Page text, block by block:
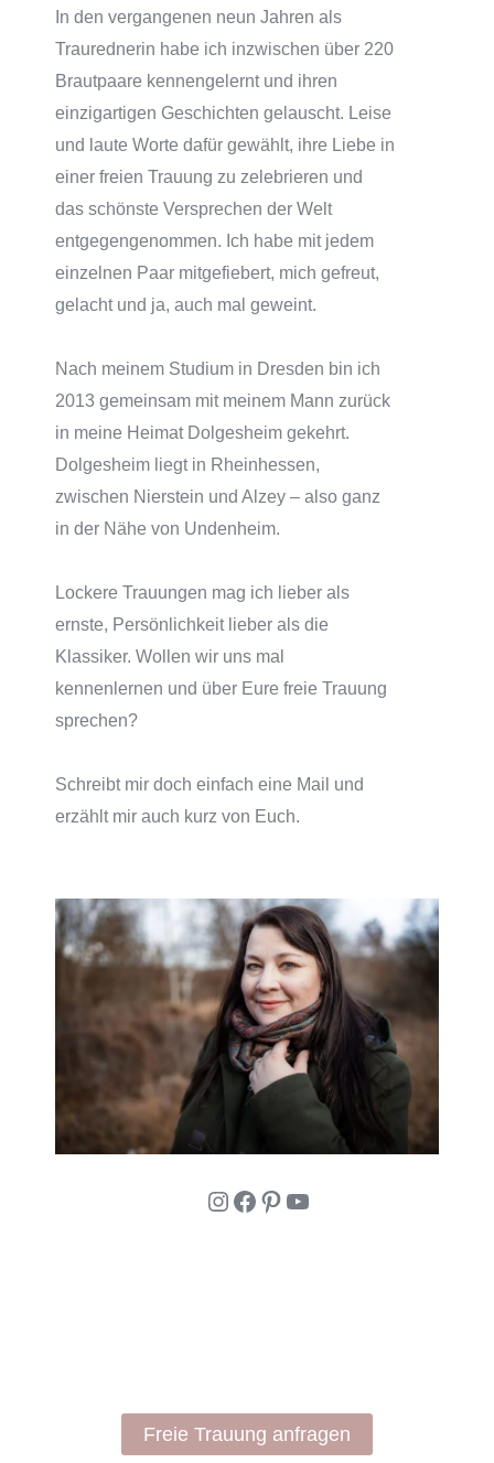
In den vergangenen neun Jahren als
Traurednerin habe ich inzwischen über 220
Brautpaare kennengelernt und ihren
einzigartigen Geschichten gelauscht. Leise
und laute Worte dafür gewählt, ihre Liebe in
einer freien Trauung zu zelebrieren und
das schönste Versprechen der Welt
entgegengenommen. Ich habe mit jedem
einzelnen Paar mitgefiebert, mich gefreut,
gelacht und ja, auch mal geweint.
Nach meinem Studium in Dresden bin ich
2013 gemeinsam mit meinem Mann zurück
in meine Heimat Dolgesheim gekehrt.
Dolgesheim liegt in Rheinhessen,
zwischen Nierstein und Alzey – also ganz
in der Nähe von Undenheim.
Lockere Trauungen mag ich lieber als
ernste, Persönlichkeit lieber als die
Klassiker. Wollen wir uns mal
kennenlernen und über Eure freie Trauung
sprechen?
Schreibt mir doch einfach eine Mail und
erzählt mir auch kurz von Euch.
Instagram
Facebook
Pinterest
YouTube
Freie Trauung anfragen